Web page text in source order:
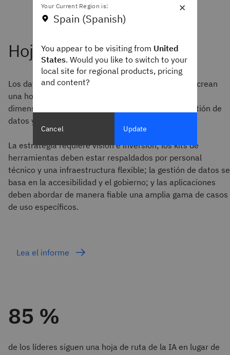
Los datos de la encuesta muestran que los líderes crean
una hoja de ruta de la IA basándose en cuatro
dimensiones: estrategia, kits de herramientas, gestión de
datos y aplicaciones.
La estrategia requiere visión e inversión; los kits de
herramientas deben estar respaldados por personal
técnico y una infraestructura flexible; la gestión de datos se
basa en la accesibilidad y el gobierno; y las aplicaciones
deben abordar de manera fiable una amplia gama de casos
de uso específicos.
Lea el informe
85 %
de los líderes siguen una hoja de ruta de la IA en lugar de
×
Your Current Region is:
Spain (Spanish)
You appear to be visiting from United
States. Would you like to switch to your
local site for regional products, pricing
and content?
Cancel Update